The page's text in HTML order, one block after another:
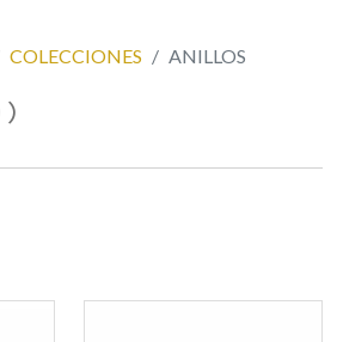
COLECCIONES ANILLOS
)